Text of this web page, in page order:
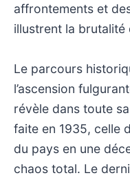
affrontements et
illustrent la brutalité
Le parcours
l’ascension
révèle dans toute
faite en 1935, celle
du pays en une
chaos total. Le